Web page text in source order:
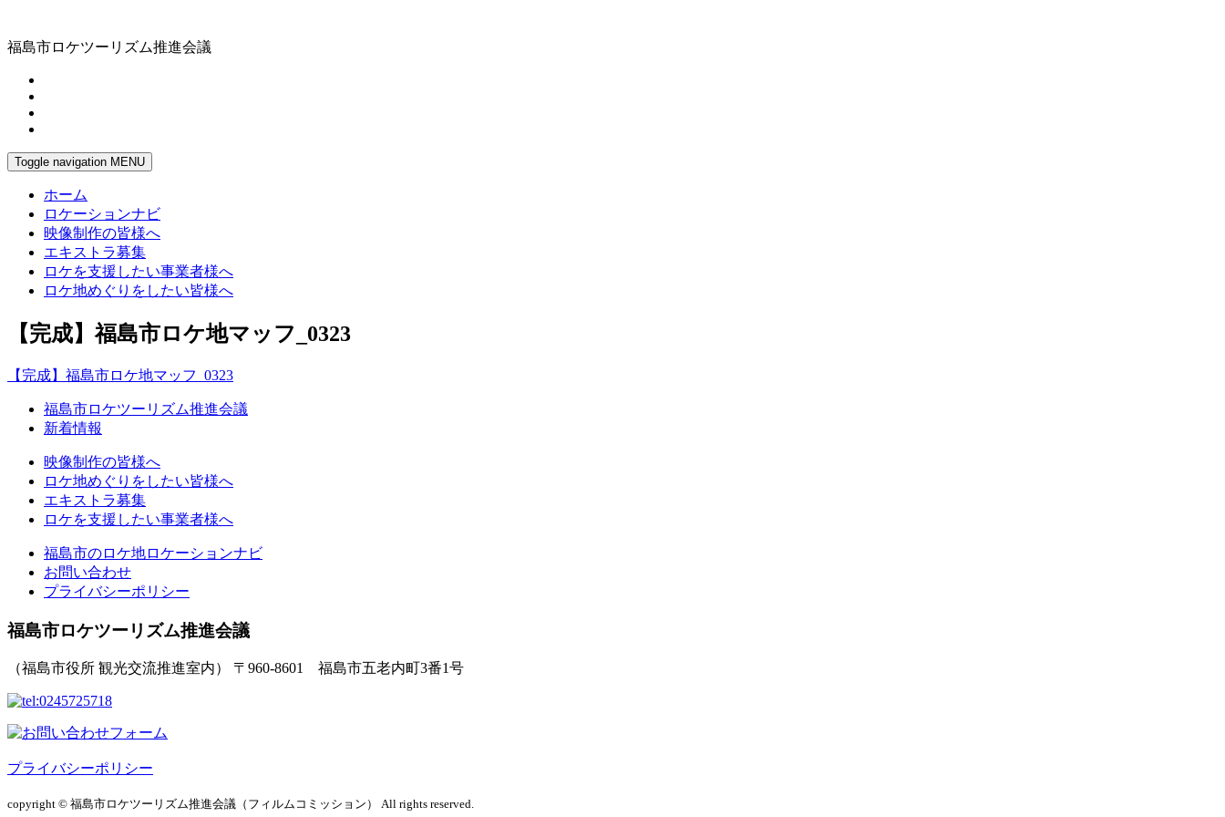
福島市ロケツーリズム推進会議
Toggle navigation MENU
ホーム
ロケーションナビ
映像制作の皆様へ
エキストラ募集
ロケを支援したい事業者様へ
ロケ地めぐりをしたい皆様へ
【完成】福島市ロケ地マッフ_0323
【完成】福島市ロケ地マッフ_0323
福島市ロケツーリズム推進会議
新着情報
映像制作の皆様へ
ロケ地めぐりをしたい皆様へ
エキストラ募集
ロケを支援したい事業者様へ
福島市のロケ地ロケーションナビ
お問い合わせ
プライバシーポリシー
福島市ロケツーリズム推進会議
（福島市役所 観光交流推進室内） 〒960-8601 福島市五老内町3番1号
プライバシーポリシー
copyright © 福島市ロケツーリズム推進会議（フィルムコミッション） All rights reserved.